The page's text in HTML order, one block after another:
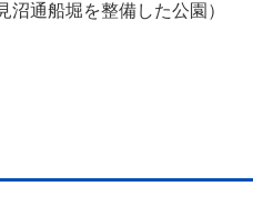
通船堀を整備した公園）